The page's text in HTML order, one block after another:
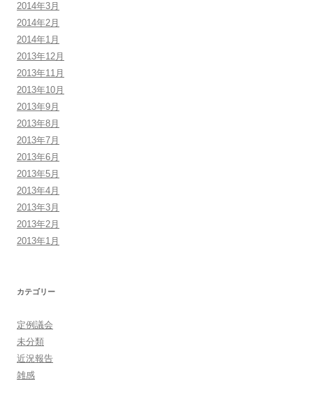
2014年3月
2014年2月
2014年1月
2013年12月
2013年11月
2013年10月
2013年9月
2013年8月
2013年7月
2013年6月
2013年5月
2013年4月
2013年3月
2013年2月
2013年1月
カテゴリー
定例議会
未分類
近況報告
雑感